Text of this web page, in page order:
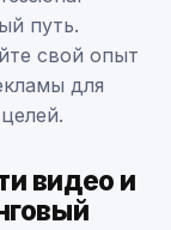
путь.
свой опыт
для
видео и